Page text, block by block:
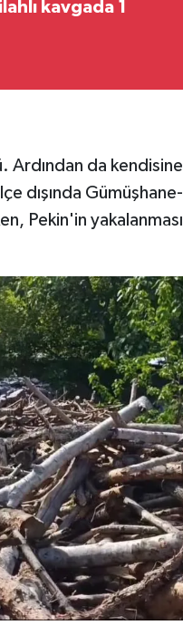
kavgada 1
Ardından da kendisine
dışında Gümüşhane-
Pekin'in yakalanması